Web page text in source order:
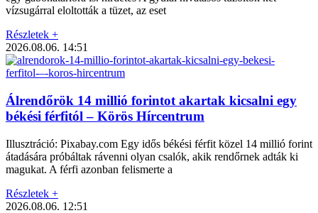
vízsugárral eloltották a tüzet, az eset
Részletek +
2026.08.06. 14:51
Álrendőrök 14 millió forintot akartak kicsalni egy
békési férfitól – Körös Hírcentrum
Illusztráció: Pixabay.com Egy idős békési férfit közel 14 millió forint
átadására próbáltak rávenni olyan csalók, akik rendőrnek adták ki
magukat. A férfi azonban felismerte a
Részletek +
2026.08.06. 12:51